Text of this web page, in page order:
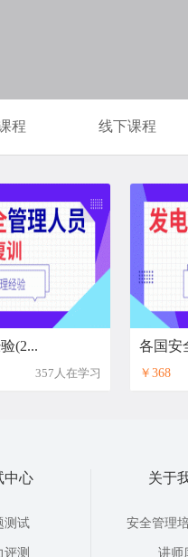
程 线下课程
(2...
357人在学习
各国安
￥368
中心
测试
评测
关于
安全管理
讲师